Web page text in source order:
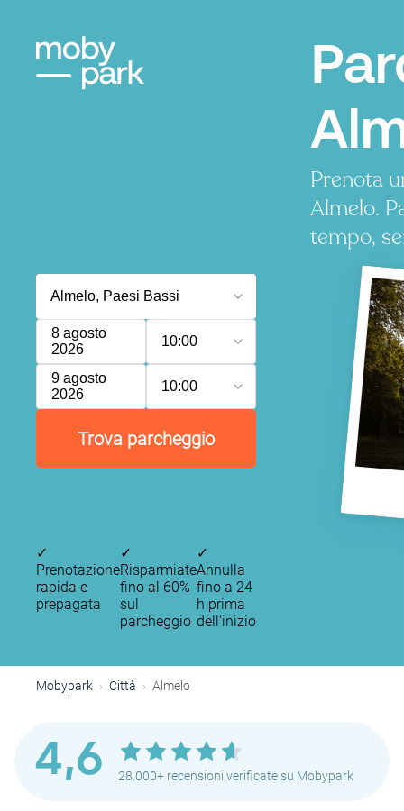
Prenota
Almelo.
tempo,
8 agosto
2026
10:00
9 agosto
2026
10:00
Trova parcheggio
✓
Prenotazione
rapida e
prepagata
✓
Risparmiate
fino al 60%
sul
parcheggio
✓
Annulla
fino a 24
h prima
dell’inizio
Mobypark Città Almelo
4,6 28.000+ recensioni verificate su Mobypark